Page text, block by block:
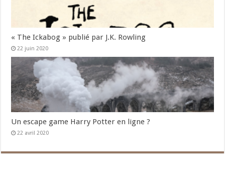
« The Ickabog » publié par J.K. Rowling
22 juin 2020
Un escape game Harry Potter en ligne ?
22 avril 2020